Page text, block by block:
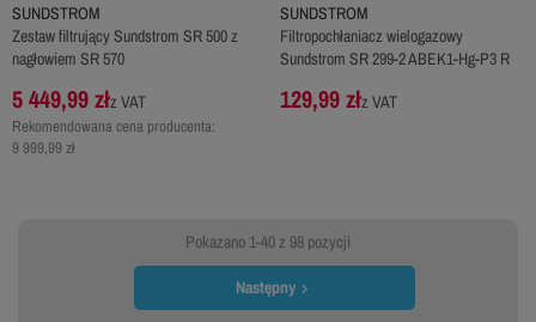
SUNDSTROM
Zestaw filtrujący Sundstrom SR 500 z
nagłowiem SR 570
5 449,99 złz VAT
Rekomendowana cena producenta:
9 999,99 zł
SUNDSTROM
Filtropochłaniacz wielogazowy
Sundstrom SR 299-2 ABEK1-Hg-P3 R
129,99 złz VAT
Pokazano 1-40 z 98 pozycji
Następny